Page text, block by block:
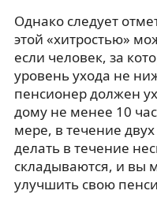
Однако следует
этой «хитростью»
если человек, за
уровень ухода не
пенсионер должен
дому не менее 10
мере, в течение
делать в течение
складываются, и вы
улучшить свою